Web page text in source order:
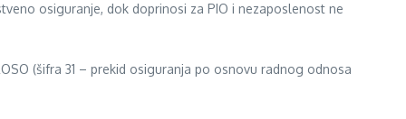
osiguranje, dok doprinosi za PIO i nezaposlenost ne
(šifra 31 – prekid osiguranja po osnovu radnog odnosa